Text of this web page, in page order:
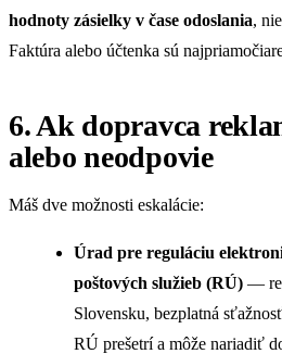
hodnoty zásielky v čase odoslania,
Faktúra alebo účtenka sú
6. Ak dopravca
alebo neodpovie
Máš dve možnosti eskalácie:
Úrad pre reguláciu
poštových služieb (RÚ) —
Slovensku, bezplatná
RÚ prešetrí a môže nariadiť